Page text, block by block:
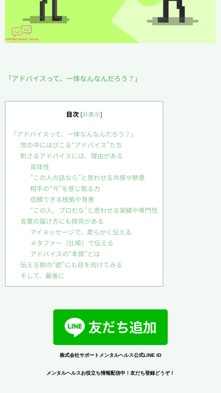
「アドバイスって、一体なんなんだろう？」
目次 [非表示]
「アドバイスって、一体なんなんだろう？」
世の中にはびこる“アドバイス”たち
刺さるアドバイスには、理由がある
具体性
“この人の話なら”と思わせる共感や熱意
相手の“今”を感じ取る力
信頼できる根拠や背景
“この人、プロだな”と思わせる実績や専門性
言葉の届け方にも技術がある
アイメッセージで、柔らかく伝える
メタファー（比喩）で伝える
アドバイスの“本質”とは
伝える側の“欲”にも目を向けてみる
そして、最後に
株式会社サポートメンタルヘルス公式LINE ID
メンタルヘルスお役立ち情報配信中！友だち登録どうぞ！